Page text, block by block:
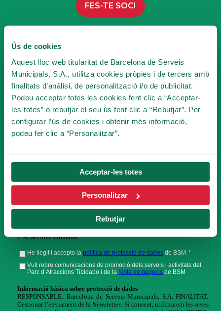
Ús de cookies
Aquest lloc web titularitat de Barcelona de Serveis
Municipals, S.A., utilitza cookies pròpies i de tercers amb
finalitats d’anàlisi, de personalització i/o de publicitat.
Podeu acceptar totes les cookies fent clic a “Acceptar-
les totes” o rebutjar el seu ús fent clic a “Rebutjar”. Per
configurar l’ús de cookies i obtenir més informació,
podeu fer clic a “Personalitzar”.
Acceptar-les totes
Personalitzar
Rebutjar
FES-TE SOCI
SUBSCRIU-TE A LA
NEWSLETTER
Seràs la primera persona en conèixer les
novetats del Tibidabo!